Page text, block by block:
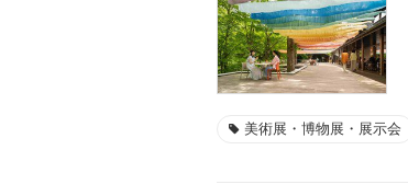
美術展・博物展・展示会